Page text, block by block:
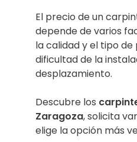
El precio de un
depende de varios
la calidad y el tipo
dificultad de la
desplazamiento.
Descubre los
Zaragoza, solicita
elige la opción más